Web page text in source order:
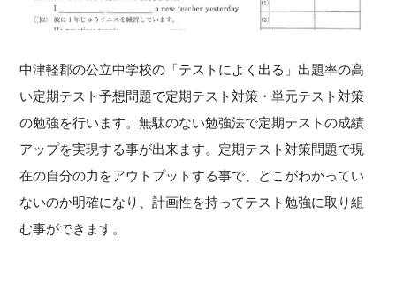
中津軽郡の公立中学校の「テストによく出る」出題率の高
い定期テスト予想問題で定期テスト対策・単元テスト対策
の勉強を行います。無駄のない勉強法で定期テストの成績
アップを実現する事が出来ます。定期テスト対策問題で現
在の自分の力をアウトプットする事で、どこがわかってい
ないのか明確になり、計画性を持ってテスト勉強に取り組
む事ができます。